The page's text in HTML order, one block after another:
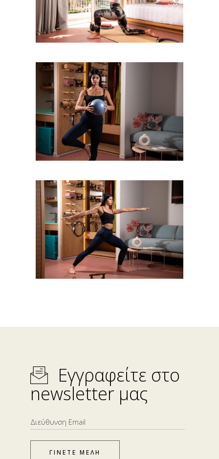
Εγγραφείτε στο
newsletter μας
ΓΙΝΕΤΕ ΜΕΛΗ